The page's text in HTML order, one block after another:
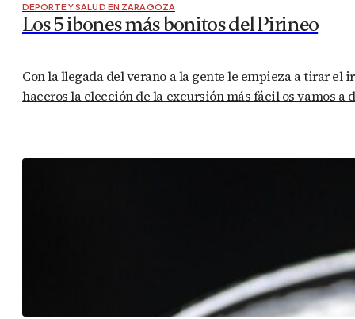
DEPORTE Y SALUD EN ZARAGOZA
Los 5 ibones más bonitos del Pirineo
Con la llegada del verano a la gente le empieza a tirar el
haceros la elección de la excursión más fácil os vamos a